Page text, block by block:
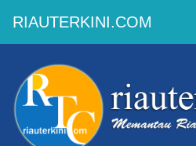
RIAUTERKINI.COM